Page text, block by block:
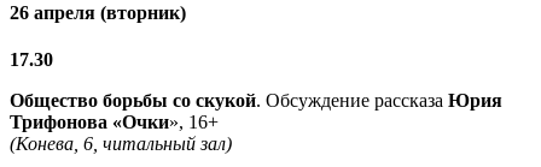
26 апреля (вторник)
17.30
Общество борьбы со скукой. Обсуждение рассказа Юрия
Трифонова «Очки», 16+
(Конева, 6, читальный зал)